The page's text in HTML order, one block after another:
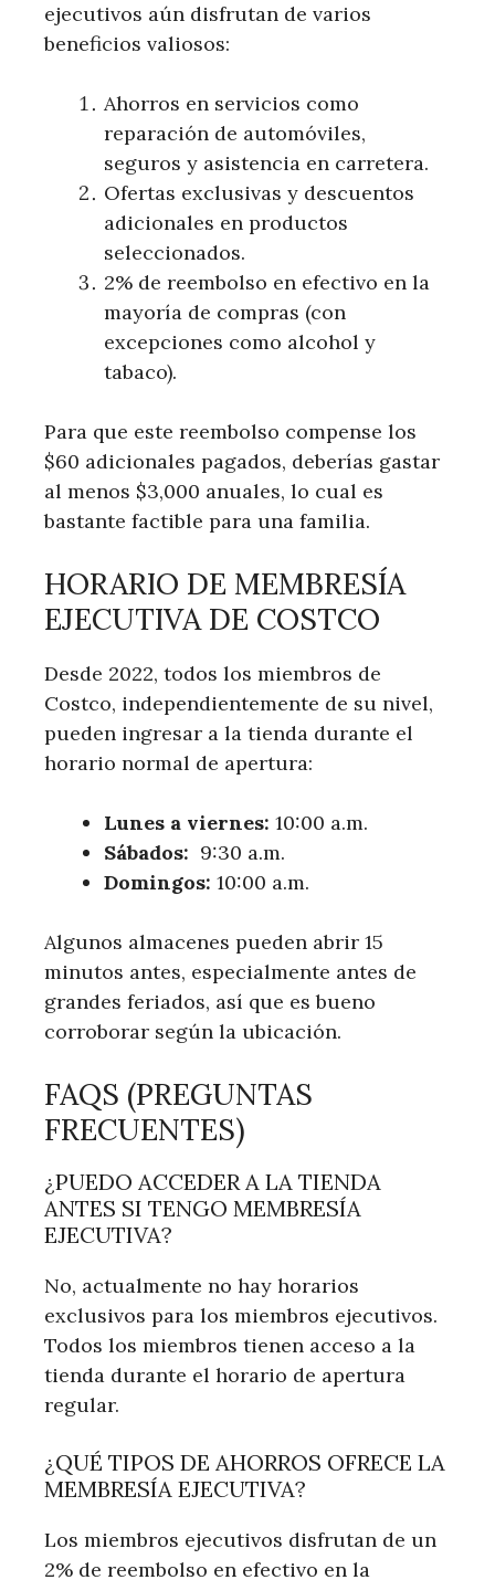
ejecutivos aún disfrutan ⁢de varios
beneficios valiosos:
Ahorros en servicios como
‍reparación de automóviles,
seguros y asistencia ⁢en carretera.
Ofertas exclusivas y descuentos
adicionales en productos
seleccionados.
2% de‌ reembolso en efectivo en⁣ la
mayoría de compras (con
excepciones como alcohol ⁢y
tabaco).
Para que este reembolso compense los
$60 adicionales ‍pagados, deberías ​gastar
‍al menos $3,000 anuales, lo cual es
bastante factible para ⁢una familia.
HORARIO DE MEMBRESÍA
EJECUTIVA DE COSTCO
Desde 2022, todos los miembros de
Costco, independientemente de⁣ su nivel,
pueden ingresar a la tienda durante el‍
horario normal de apertura:
Lunes a viernes: 10:00 a.m.
Sábados: ​ 9:30 a.m.
Domingos: 10:00 a.m.
Algunos almacenes pueden abrir 15
minutos ​antes, especialmente​ antes de
grandes feriados, así que es bueno
corroborar según la ubicación.
FAQS (PREGUNTAS
FRECUENTES)
¿PUEDO ACCEDER A LA TIENDA
ANTES‍ SI ​TENGO MEMBRESÍA
EJECUTIVA?
No, actualmente ⁢no hay horarios
exclusivos para los miembros ejecutivos.
Todos los miembros tienen ‌acceso a la
tienda durante el horario de apertura
regular.
¿QUÉ TIPOS DE AHORROS OFRECE LA
MEMBRESÍA EJECUTIVA?
Los miembros ejecutivos disfrutan de un
2% de reembolso en efectivo en la⁤